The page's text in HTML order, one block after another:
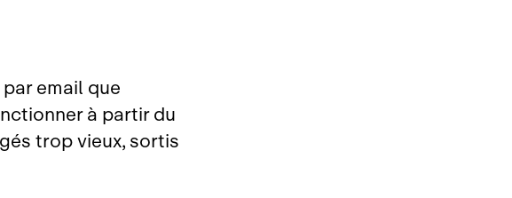
email que
à partir du
trop vieux, sortis